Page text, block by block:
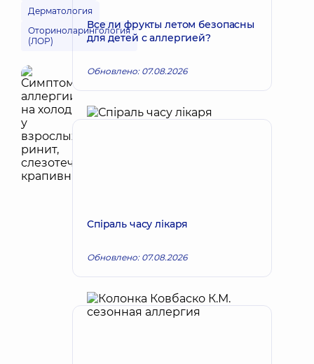
Дерматология
Оториноларингология
(ЛОР)
Все ли фрукты летом безопасны
для детей с аллергией?
Обновлено: 07.08.2026
Спіраль часу лікаря
Обновлено: 07.08.2026